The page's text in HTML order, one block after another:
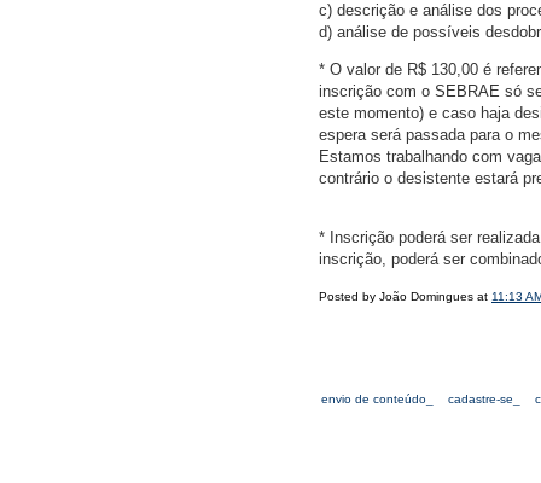
c) descrição e análise dos
d) análise de possíveis
* O valor de R$ 130,00 é
inscrição com o SEBRAE só
este momento) e caso haja
espera será passada para o
Estamos trabalhando com
contrário o desistente estará
* Inscrição poderá ser
inscrição, poderá ser
Posted by João Domingues at 11:13
envio de conteúdo_ cadastre-se_